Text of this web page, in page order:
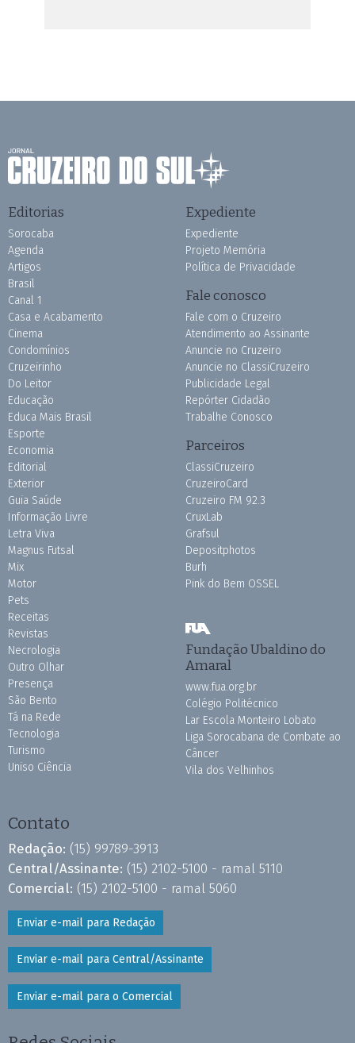
Editorias
Sorocaba
Agenda
Artigos
Brasil
Canal 1
Casa e Acabamento
Cinema
Condomínios
Cruzeirinho
Do Leitor
Educação
Educa Mais Brasil
Esporte
Economia
Editorial
Exterior
Guia Saúde
Informação Livre
Letra Viva
Magnus Futsal
Mix
Motor
Pets
Receitas
Revistas
Necrologia
Outro Olhar
Presença
São Bento
Tá na Rede
Tecnologia
Turismo
Uniso Ciência
Expediente
Expediente
Projeto Memória
Política de Privacidade
Fale conosco
Fale com o Cruzeiro
Atendimento ao Assinante
Anuncie no Cruzeiro
Anuncie no ClassiCruzeiro
Publicidade Legal
Repórter Cidadão
Trabalhe Conosco
Parceiros
ClassiCruzeiro
CruzeiroCard
Cruzeiro FM 92.3
CruxLab
Grafsul
Depositphotos
Burh
Pink do Bem OSSEL
Fundação Ubaldino do
Amaral
www.fua.org.br
Colégio Politécnico
Lar Escola Monteiro Lobato
Liga Sorocabana de Combate ao
Câncer
Vila dos Velhinhos
Contato
Redação: (15) 99789-3913
Central/Assinante: (15) 2102-5100 - ramal 5110
Comercial: (15) 2102-5100 - ramal 5060
Enviar e-mail para Redação
Enviar e-mail para Central/Assinante
Enviar e-mail para o Comercial